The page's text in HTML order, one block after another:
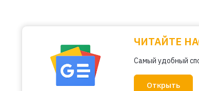
ЧИТАЙТЕ
Самый удобный
Открыть